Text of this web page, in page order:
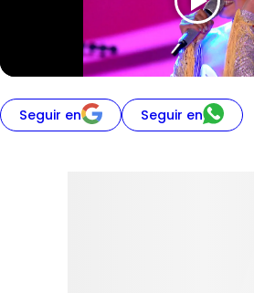
Seguir en Seguir en